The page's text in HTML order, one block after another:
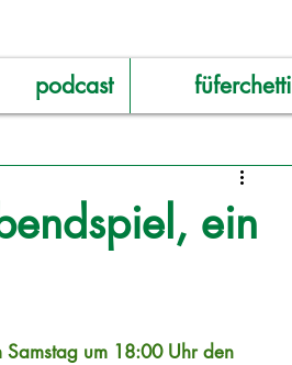
podcast füferchetti
ein
Samstag um 18:00 Uhr den